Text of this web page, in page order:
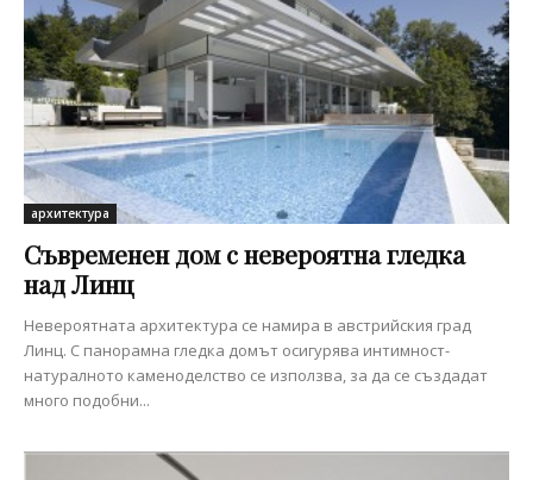
архитектура
Съвременен дом с невероятна гледка
над Линц
Невероятната архитектура се намира в австрийския град
Линц. С панорамна гледка домът осигурява интимност-
натуралното каменоделство се използва, за да се създадат
много подобни...